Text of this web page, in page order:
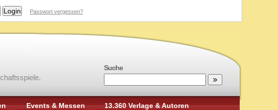
Passwort vergessen?
Suche
Events & Messen 13.360 Verlage & Autoren